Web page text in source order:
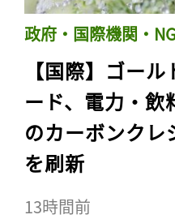
政府・国際機関・
【国際】ゴー
ード、電力・飲
のカーボンクレ
を刷新
13時間前